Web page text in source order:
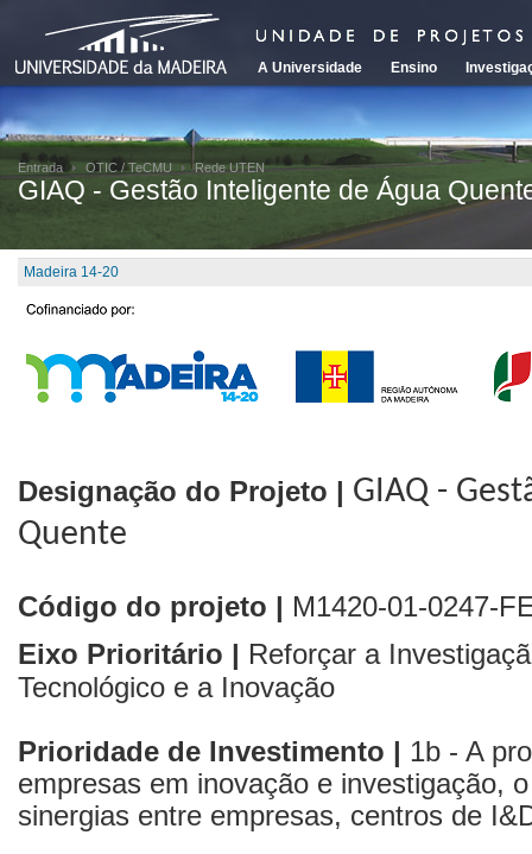
A Universidade Ensino
Entrada OTIC / TeCMU Rede UTEN
GIAQ - Gestão Inteligente de Água
Madeira 14-20
Designação do Projeto | GIAQ -
Quente
Código do projeto | M1420-01-0247-
Eixo Prioritário | Reforçar a
Tecnológico e a Inovação
Prioridade de Investimento | 1b - A
empresas em inovação e investigação,
sinergias entre empresas, centros de